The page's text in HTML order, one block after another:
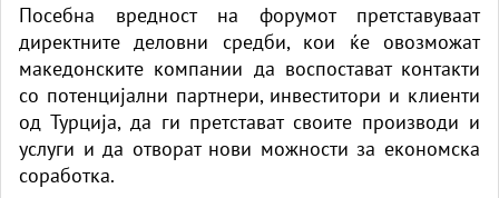
Посебна вредност на форумот претставуваат
директните деловни средби, кои ќе овозможат
македонските компании да воспостават контакти
со потенцијални партнери, инвеститори и клиенти
од Турција, да ги претстават своите производи и
услуги и да отворат нови можности за економска
соработка.